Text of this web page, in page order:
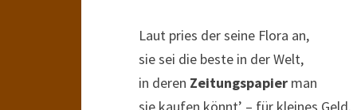
Laut pries der seine Flora an,
sie sei die beste in der Welt,
in deren Zeitungspapier man